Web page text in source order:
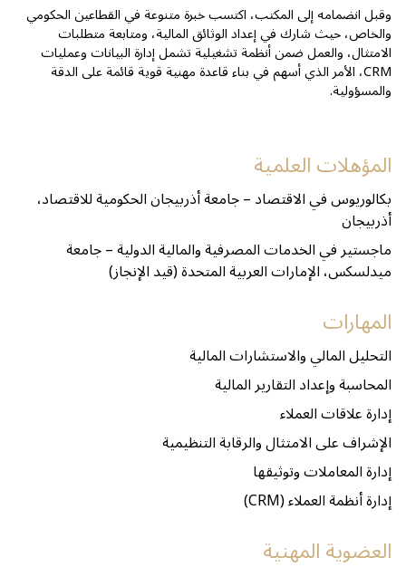
وقبل انضمامه إلى المكتب، اكتسب خبرة متنوعة في القطاعين الحكومي
والخاص، حيث شارك في إعداد الوثائق المالية، ومتابعة متطلبات
الامتثال، والعمل ضمن أنظمة تشغيلية تشمل إدارة البيانات وعمليات
CRM، الأمر الذي أسهم في بناء قاعدة مهنية قوية قائمة على الدقة
والمسؤولية.
المؤهلات العلمية
بكالوريوس في الاقتصاد – جامعة أذربيجان الحكومية للاقتصاد،
أذربيجان
ماجستير في الخدمات المصرفية والمالية الدولية – جامعة
ميدلسكس، الإمارات العربية المتحدة (قيد الإنجاز)
المهارات
التحليل المالي والاستشارات المالية
المحاسبة وإعداد التقارير المالية
إدارة علاقات العملاء
الإشراف على الامتثال والرقابة التنظيمية
إدارة المعاملات وتوثيقها
إدارة أنظمة العملاء (CRM)
العضوية المهنية